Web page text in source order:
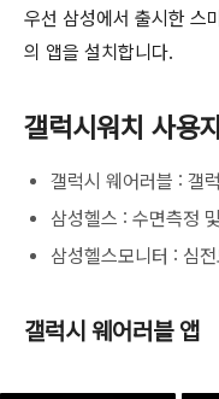
우선 삼성에서 출시한 스
의 앱을 설치합니다.
갤럭시워치 사용
갤럭시 웨어러블 : 갤
삼성헬스 : 수면측정
삼성헬스모니터 : 심
갤럭시 웨어러블 앱